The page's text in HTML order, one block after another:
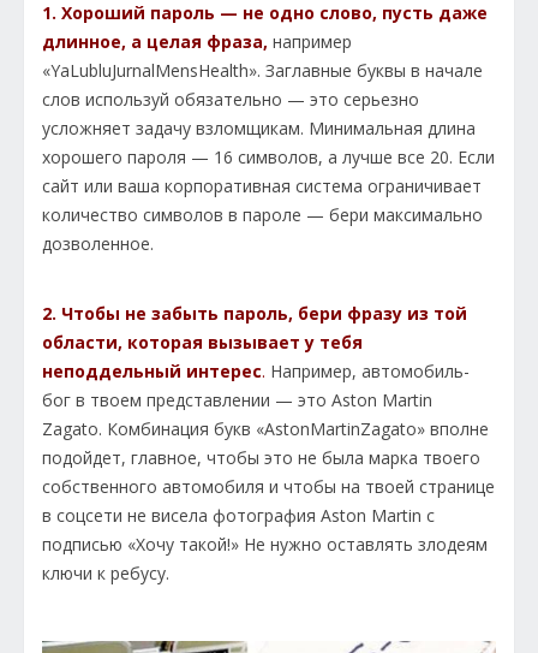
1. Хороший пароль — не одно слово, пусть даже
длинное, а целая фраза, например
«YaLubluJurnalMensHealth». Заглавные буквы в начале
слов используй обязательно — это серьезно
усложняет задачу взломщикам. Минимальная длина
хорошего пароля — 16 символов, а лучше все 20. Если
сайт или ваша корпоративная система ограничивает
количество символов в пароле — бери максимально
дозволенное.
2. Чтобы не забыть пароль, бери фразу из той
области, которая вызывает у тебя
неподдельный интерес. Например, автомобиль-
бог в твоем представлении — это Aston Martin
Zagato. Комбинация букв «AstonMartinZagato» вполне
подойдет, главное, чтобы это не была марка твоего
собственного автомобиля и чтобы на твоей странице
в соцсети не висела фотография Aston Martin с
подписью «Хочу такой!» Не нужно оставлять злодеям
ключи к ребусу.